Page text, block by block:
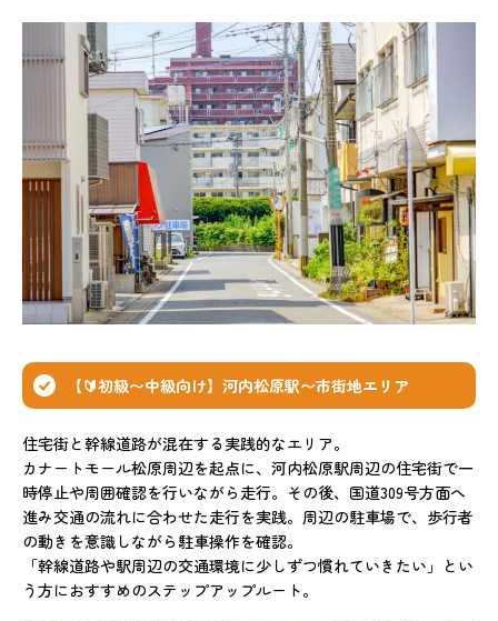
【🔰初級〜中級向け】河内松原駅〜市街地エリア
住宅街と幹線道路が混在する実践的なエリア。
カナートモール松原周辺を起点に、河内松原駅周辺の住宅街で一
時停止や周囲確認を行いながら走行。その後、国道309号方面へ
進み交通の流れに合わせた走行を実践。周辺の駐車場で、歩行者
の動きを意識しながら駐車操作を確認。
「幹線道路や駅周辺の交通環境に少しずつ慣れていきたい」とい
う方におすすめのステップアップルート。